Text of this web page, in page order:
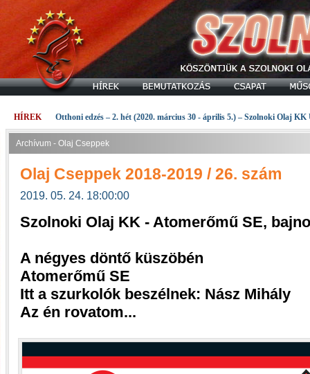
HÍREK Otthoni edzés – 2. hét (2020. március 30 - április 5.) – Szolnoki Olaj KK
Archívum - Olaj Cseppek
Olaj Cseppek 2018-2019 / 26. szám
2019. 05. 24. 18:00:00
Szolnoki Olaj KK - Atomerőmű SE,
A négyes döntő küszöbén
Atomerőmű SE
Itt a szurkolók beszélnek: Nász Mihály
Az én rovatom...